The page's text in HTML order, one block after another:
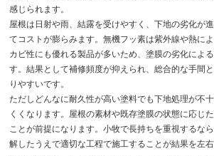
感じられます。
屋根は日射や雨、結露を受けやすく、下地の劣化が
てコストが膨らみます。無機フッ素は紫外線や熱に
カビ性にも優れる製品が多いため、塗膜の劣化によ
す。結果として補修頻度が抑えられ、総合的な手間
りやすいです。
ただしどんなに耐久性が高い塗料でも下地処理が不
くくなります。屋根の素材や既存塗膜の状態に応じ
ことが前提になります。小牧で長持ちを重視するな
解したうえで適切な工程で施工することが結果を左右